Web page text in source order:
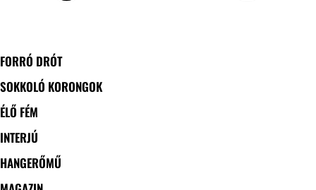
FORRÓ DRÓT
SOKKOLÓ KORONGOK
ÉLŐ FÉM
INTERJÚ
HANGERŐMŰ